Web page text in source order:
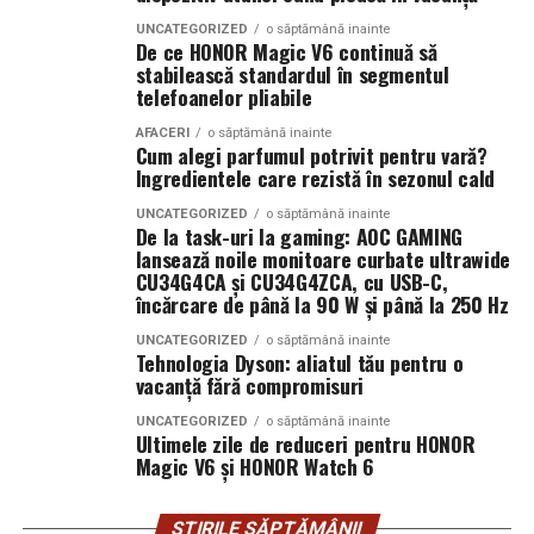
Aici apar conflictele cele mai sensibile.
Scenariu: teren „lucrat” de ani de zile
La marginea unui oraș în expansiune, un teren agricol a
fost folosit constant de un mic antreprenor local. L-a
împrejmuit. L-a cultivat. A investit în irigații.
Proprietarul din acte locuiește în străinătate și nu a
intervenit timp de peste 15 ani.
Când decide să vândă terenul, descoperă că altcineva îl
Nu mai e doar o discuție despre acte. Devine o analiză a
comportamentului în timp. Instanța cântărește
pasivitatea proprietarului versus acțiunile concrete ale
Lungime panouri desfășurate:
~60 metri
liniari
Conectică:priză 220 V monofazic, priză
380 V trifazic, priză încărcare auto electric
Climatizare:aer condiționat integrat pentru
menținerea bateriilor la temperatură optimă
Mobilitate:roți tip off-road pentru deplasare
pe teren accidentat
Configurația conectică a fost dimensionată conform cerințelor
beneficiarului. La cerere, modelul poate fi extins cu prize
suplimentare, sisteme de iluminat exterior, monitorizare la
distanță și conectivitate GSM.
UNCATEGORIZED o săptămână inainte
De ce HONOR Magic V6 continuă să
stabilească standardul în segmentul
telefoanelor pliabile
AFACERI o săptămână inainte
Cum alegi parfumul potrivit pentru vară?
Ingredientele care rezistă în sezonul cald
UNCATEGORIZED o săptămână inainte
De la task-uri la gaming: AOC GAMING
lansează noile monitoare curbate ultrawide
CU34G4CA și CU34G4ZCA, cu USB-C,
încărcare de până la 90 W și până la 250 Hz
UNCATEGORIZED o săptămână inainte
Tehnologia Dyson: aliatul tău pentru o
vacanță fără compromisuri
UNCATEGORIZED o săptămână inainte
Ultimele zile de reduceri pentru HONOR
Magic V6 și HONOR Watch 6
ȘTIRILE SĂPTĂMÂNII